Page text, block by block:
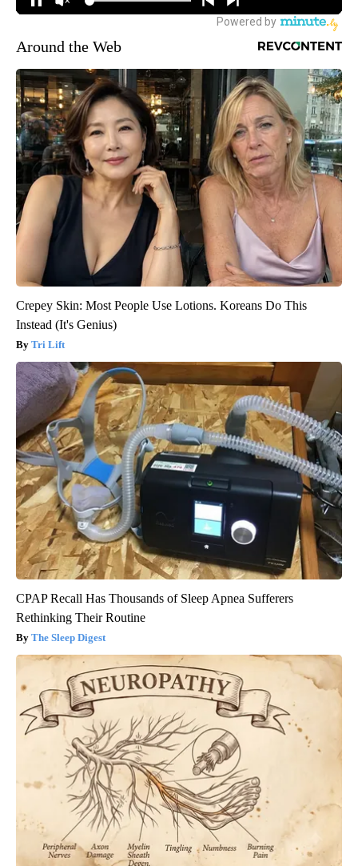
Around the Web
Crepey Skin: Most People Use Lotions. Koreans Do This
Instead (It's Genius)
Tri Lift
CPAP Recall Has Thousands of Sleep Apnea Sufferers
Rethinking Their Routine
The Sleep Digest